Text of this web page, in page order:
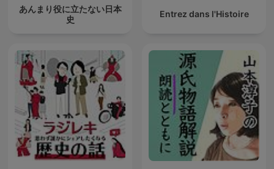
あんまり役に立たない日本
史
Entrez dans l'Histoire